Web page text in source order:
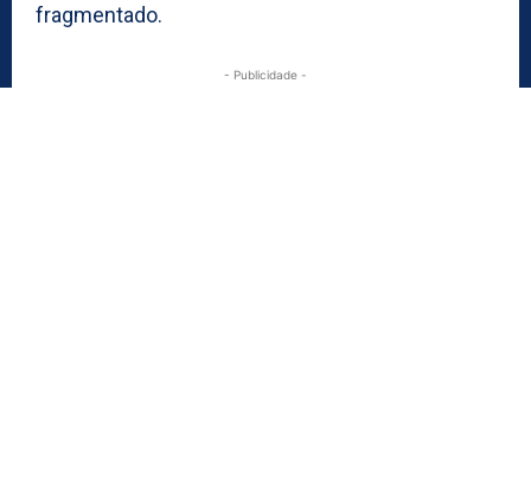
fragmentado.
- Publicidade -